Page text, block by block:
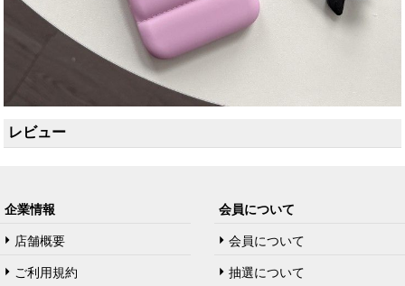
レビュー
企業情報
店舗概要
ご利用規約
会員について
会員について
抽選について